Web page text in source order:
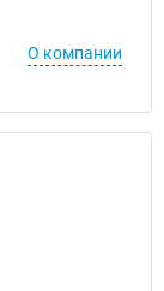
О компании